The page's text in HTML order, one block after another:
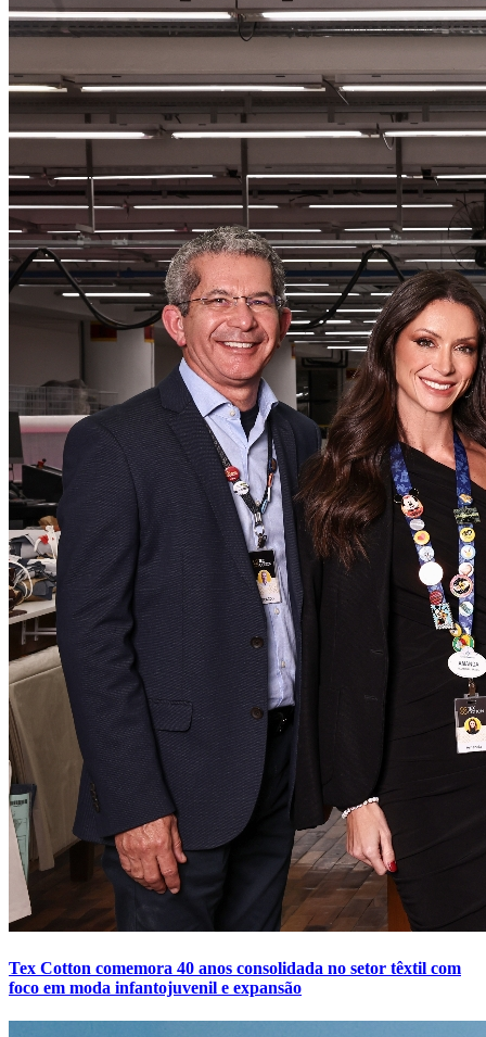
Tex Cotton comemora 40 anos consolidada no setor têxtil com
foco em moda infantojuvenil e expansão